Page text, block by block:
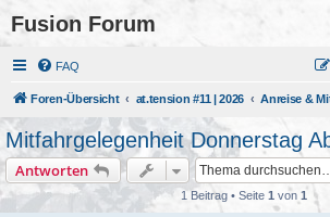
Fusion Forum
FAQ
Foren-Übersicht at.tension #11 | 2026 Anreise &
Mitfahrgelegenheit Donnerstag
Antworten
1 Beitrag • Seite 1 von 1